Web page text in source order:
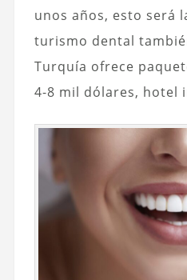
unos años, esto será
turismo dental
Turquía ofrece
4-8 mil dólares, hotel